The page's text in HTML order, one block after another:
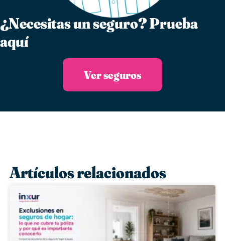
¿Necesitas un seguro?​ Prueba
aquí
Ver seguros
Artículos relacionados